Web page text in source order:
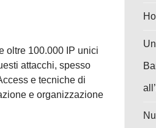
oltre 100.000 IP unici
attacchi, spesso
e tecniche di
e organizzazione